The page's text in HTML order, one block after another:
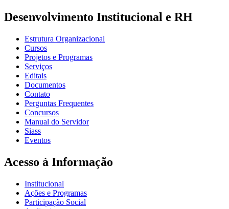
Desenvolvimento Institucional e RH
Estrutura Organizacional
Cursos
Projetos e Programas
Serviços
Editais
Documentos
Contato
Perguntas Frequentes
Concursos
Manual do Servidor
Siass
Eventos
Acesso à Informação
Institucional
Ações e Programas
Participação Social